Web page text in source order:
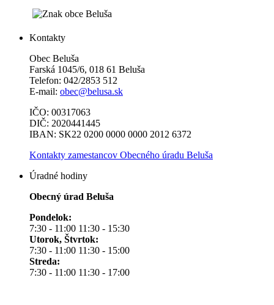
Kontakty
Obec Beluša
Farská 1045/6, 018 61 Beluša
Telefon: 042/2853 512
E-mail: obec@belusa.sk
IČO: 00317063
DIČ: 2020441445
IBAN: SK22 0200 0000 0000 2012 6372
Kontakty zamestancov Obecného úradu Beluša
Úradné hodiny
Obecný úrad Beluša
Pondelok:
7:30 - 11:00 11:30 - 15:30
Utorok, Štvrtok:
7:30 - 11:00 11:30 - 15:00
Streda:
7:30 - 11:00 11:30 - 17:00